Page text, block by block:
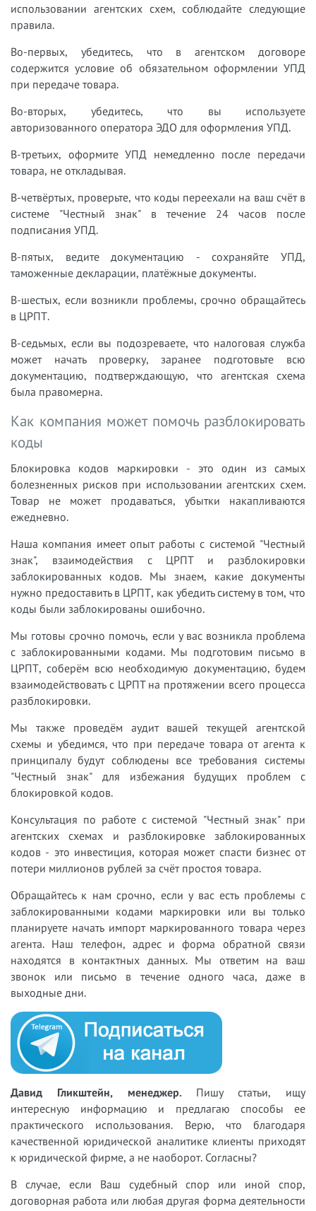
использовании агентских схем, соблюдайте следующие
правила.
Во-первых, убедитесь, что в агентском договоре
содержится условие об обязательном оформлении УПД
при передаче товара.
Во-вторых, убедитесь, что вы используете
авторизованного оператора ЭДО для оформления УПД.
В-третьих, оформите УПД немедленно после передачи
товара, не откладывая.
В-четвёртых, проверьте, что коды переехали на ваш счёт в
системе "Честный знак" в течение 24 часов после
подписания УПД.
В-пятых, ведите документацию - сохраняйте УПД,
таможенные декларации, платёжные документы.
В-шестых, если возникли проблемы, срочно обращайтесь
в ЦРПТ.
В-седьмых, если вы подозреваете, что налоговая служба
может начать проверку, заранее подготовьте всю
документацию, подтверждающую, что агентская схема
была правомерна.
Как компания может помочь разблокировать
коды
Блокировка кодов маркировки - это один из самых
болезненных рисков при использовании агентских схем.
Товар не может продаваться, убытки накапливаются
ежедневно.
Наша компания имеет опыт работы с системой "Честный
знак", взаимодействия с ЦРПТ и разблокировки
заблокированных кодов. Мы знаем, какие документы
нужно предоставить в ЦРПТ, как убедить систему в том, что
коды были заблокированы ошибочно.
Мы готовы срочно помочь, если у вас возникла проблема
с заблокированными кодами. Мы подготовим письмо в
ЦРПТ, соберём всю необходимую документацию, будем
взаимодействовать с ЦРПТ на протяжении всего процесса
разблокировки.
Мы также проведём аудит вашей текущей агентской
схемы и убедимся, что при передаче товара от агента к
принципалу будут соблюдены все требования системы
"Честный знак" для избежания будущих проблем с
блокировкой кодов.
Консультация по работе с системой "Честный знак" при
агентских схемах и разблокировке заблокированных
кодов - это инвестиция, которая может спасти бизнес от
потери миллионов рублей за счёт простоя товара.
Обращайтесь к нам срочно, если у вас есть проблемы с
заблокированными кодами маркировки или вы только
планируете начать импорт маркированного товара через
агента. Наш телефон, адрес и форма обратной связи
находятся в контактных данных. Мы ответим на ваш
звонок или письмо в течение одного часа, даже в
выходные дни.
Давид Гликштейн, менеджер. Пишу статьи, ищу
интересную информацию и предлагаю способы ее
практического использования. Верю, что благодаря
качественной юридической аналитике клиенты приходят
к юридической фирме, а не наоборот. Согласны?
В случае, если Ваш судебный спор или иной спор,
договорная работа или любая другая форма деятельности